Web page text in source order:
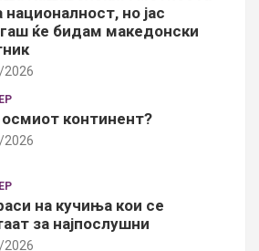
националност, но јас
ќе бидам македонски
осмиот континент?
на кучиња кои се
за најпослушни